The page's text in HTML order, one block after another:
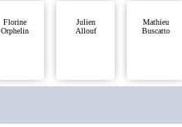
Florine
Orphelin
Julien
Allouf
Mathieu
Buscatto